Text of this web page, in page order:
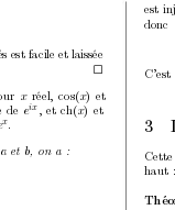
est facile et laissée

x réel, cos(x)et
de eix , et ch(x) et
x.
a et b,ona:
est
donc
3
haut :